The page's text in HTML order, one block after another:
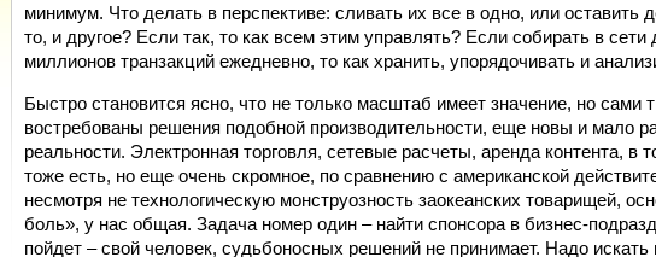
минимум. Что делать в перспективе: сливать их все в одно, или оставить
то, и другое? Если так, то как всем этим управлять? Если собирать в сети
миллионов транзакций ежедневно, то как хранить, упорядочивать и
Быстро становится ясно, что не только масштаб имеет значение, но сами
востребованы решения подобной производительности, еще новы и мало
реальности. Электронная торговля, сетевые расчеты, аренда контента, в
тоже есть, но еще очень скромное, по сравнению с американской
несмотря не технологическую монструозность заокеанских товарищей,
боль», у нас общая. Задача номер один – найти спонсора в бизнес-
пойдет – свой человек, судьбоносных решений не принимает. Надо